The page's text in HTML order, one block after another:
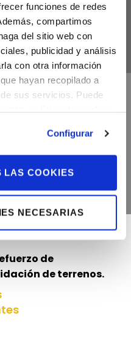
funciones de redes
compartimos
del sitio web con
publicidad y análisis
con otra información
hayan recopilado a
sus servicios. Puede
Configurar
LAS COOKIES
NECESARIAS
Recíbelas
de soluciones
de tu
el PDF
de
de terrenos.